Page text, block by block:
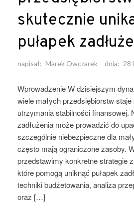
skutecznie
pułapek
napisał: Marek Owczarek dnia: 28
Wprowadzenie W dzisiejszym
wiele małych przedsiębiorstw
utrzymania stabilności finansowej.
zadłużenia może prowadzić do
szczególnie niebezpieczne dla
często mają ograniczone zasoby.
przedstawimy konkretne strategie
które pomogą uniknąć pułapek
techniki budżetowania, analiza
oraz […]